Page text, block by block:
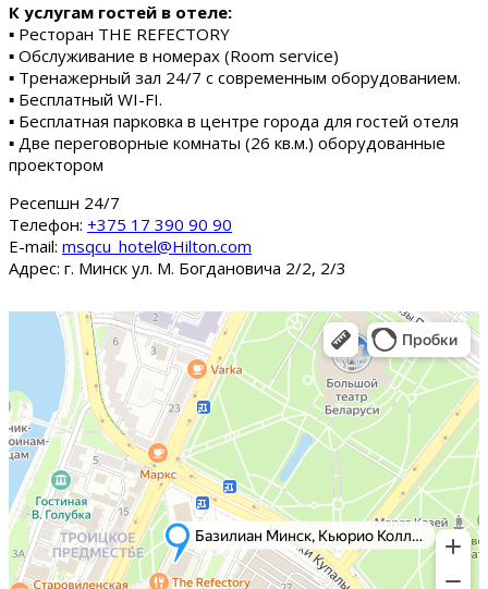
К услугам гостей в отеле:
▪ Ресторан THE REFECTORY
▪ Обслуживание в номерах (Room service)
▪ Тренажерный зал 24/7 с современным оборудованием.
▪ Бесплатный WI-FI.
▪ Бесплатная парковка в центре города для гостей отеля
▪ Две переговорные комнаты (26 кв.м.) оборудованные
проектором
Ресепшн 24/7
Tелефон: +375 17 390 90 90
E-mail: msqcu_hotel@Hilton.com
Адрес: г. Минск ул. М. Богдановича 2/2, 2/3